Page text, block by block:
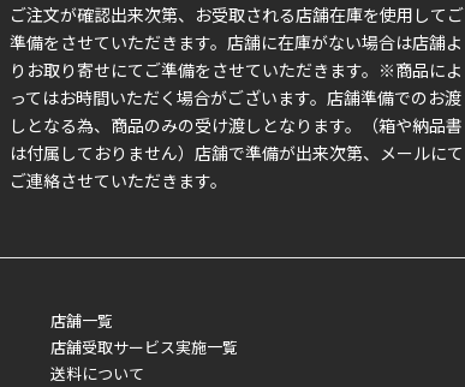
ご注文が確認出来次第、お受取される店舗在庫を使用してご
準備をさせていただきます。店舗に在庫がない場合は店舗よ
りお取り寄せにてご準備をさせていただきます。※商品によ
ってはお時間いただく場合がございます。店舗準備でのお渡
しとなる為、商品のみの受け渡しとなります。（箱や納品書
は付属しておりません）店舗で準備が出来次第、メールにて
ご連絡させていただきます。
店舗一覧
店舗受取サービス実施一覧
送料について